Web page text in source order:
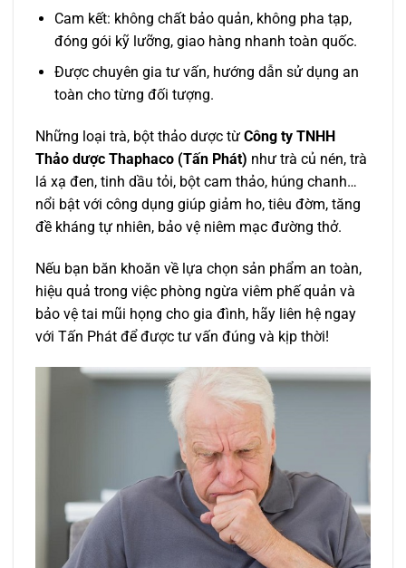
Cam kết: không chất bảo quản, không pha tạp,
đóng gói kỹ lưỡng, giao hàng nhanh toàn quốc.
Được chuyên gia tư vấn, hướng dẫn sử dụng an
toàn cho từng đối tượng.
Những loại trà, bột thảo dược từ Công ty TNHH
Thảo dược Thaphaco (Tấn Phát) như trà củ nén, trà
lá xạ đen, tinh dầu tỏi, bột cam thảo, húng chanh…
nổi bật với công dụng giúp giảm ho, tiêu đờm, tăng
đề kháng tự nhiên, bảo vệ niêm mạc đường thở.
Nếu bạn băn khoăn về lựa chọn sản phẩm an toàn,
hiệu quả trong việc phòng ngừa viêm phế quản và
bảo vệ tai mũi họng cho gia đình, hãy liên hệ ngay
với Tấn Phát để được tư vấn đúng và kịp thời!